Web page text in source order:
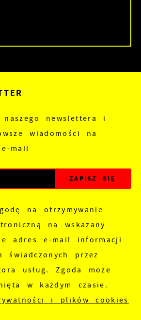
newslettera i
wiadomości na
mail
na otrzymywanie
na wskazany
adres e-mail informacji
świadczonych przez
usług. Zgoda może
w każdym czasie.
i plików cookies